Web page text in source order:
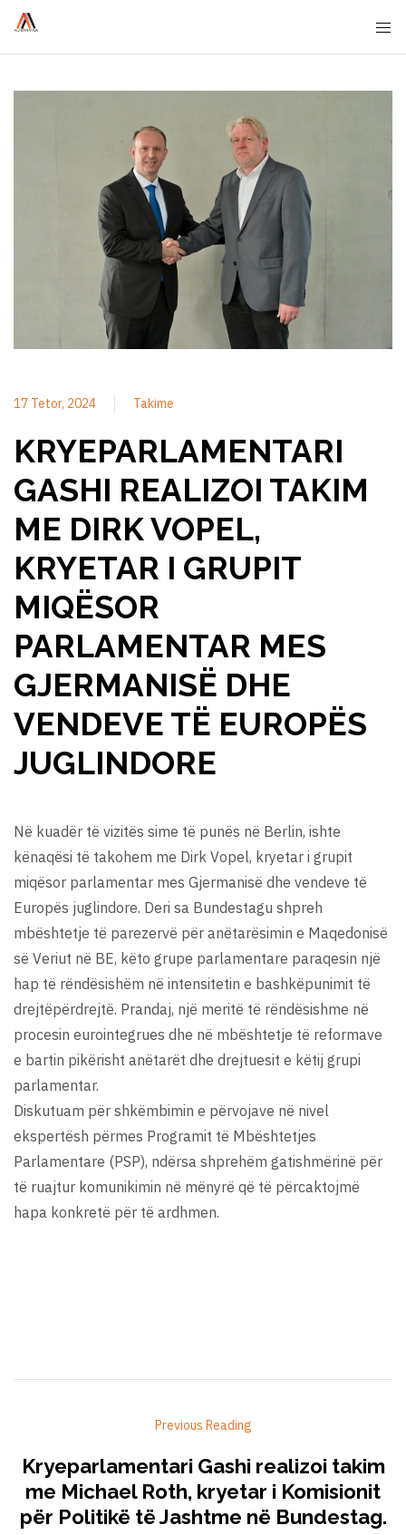
17 Tetor, 2024 Takime
KRYEPARLAMENTARI
GASHI REALIZOI TAKIM
ME DIRK VOPEL,
KRYETAR I GRUPIT
MIQËSOR
PARLAMENTAR MES
GJERMANISË DHE
VENDEVE TË EUROPËS
JUGLINDORE
Në kuadër të vizitës sime të punës në Berlin, ishte
kënaqësi të takohem me Dirk Vopel, kryetar i grupit
miqësor parlamentar mes Gjermanisë dhe vendeve të
Europës juglindore. Deri sa Bundestagu shpreh
mbështetje të parezervë për anëtarësimin e Maqedonisë
së Veriut në BE, këto grupe parlamentare paraqesin një
hap të rëndësishëm në intensitetin e bashkëpunimit të
drejtëpërdrejtë. Prandaj, një meritë të rëndësishme në
procesin eurointegrues dhe në mbështetje të reformave
e bartin pikërisht anëtarët dhe drejtuesit e këtij grupi
parlamentar.
Diskutuam për shkëmbimin e përvojave në nivel
ekspertësh përmes Programit të Mbështetjes
Parlamentare (PSP), ndërsa shprehëm gatishmërinë për
të ruajtur komunikimin në mënyrë që të përcaktojmë
hapa konkretë për të ardhmen.
Previous Reading
Kryeparlamentari Gashi realizoi takim
me Michael Roth, kryetar i Komisionit
për Politikë të Jashtme në Bundestag.